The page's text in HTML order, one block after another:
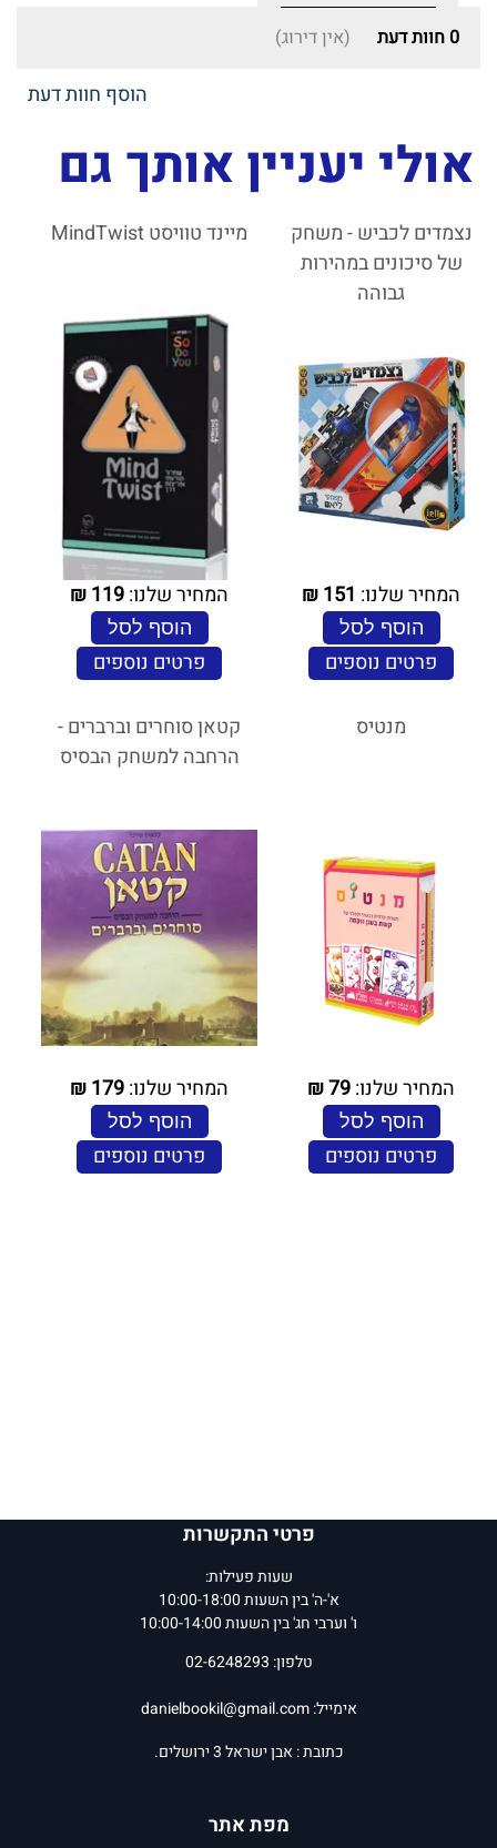
0 חוות דעת (אין דירוג)
הוסף חוות דעת
אולי יעניין אותך גם
נצמדים לכביש - משחק
של סיכונים במהירות
גבוהה
המחיר שלנו: 151
₪
הוסף לסל
פרטים נוספים
מיינד טוויסט MindTwist
המחיר שלנו:119
₪
הוסף לסל
פרטים נוספים
מנטיס
המחיר שלנו:79
₪
הוסף לסל
פרטים נוספים
קטאן סוחרים וברברים -
הרחבה למשחק הבסיס
המחיר שלנו:179
₪
הוסף לסל
פרטים נוספים
פרטי התקשרות
שעות פעילות:
א'-ה' בין השעות 10:00-18:00
ו' וערבי חג' בין השעות 10:00-14:00
טלפון: 02-6248293
אימייל:danielbookil@gmail.com
כתובת : אבן ישראל 3 ירושלים.
מפת אתר